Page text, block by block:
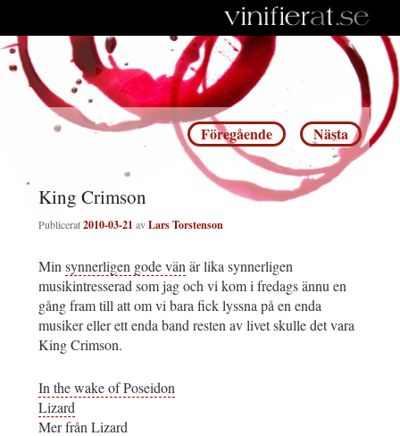
Inläggsnavigering
Föregående Nästa
King Crimson
Publicerat2010-03-21 avLars Torstenson
Minsynnerligen gode vänär lika synnerligen
musikintresserad som jag och vi kom i fredags ännu en
gång fram till att om vi bara fick lyssna på en enda
musiker eller ett enda band resten av livet skulle det vara
King Crimson.
In the wake of Poseidon
Lizard
Mer från Lizard